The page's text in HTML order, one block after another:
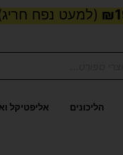
(למעט נפח חריג) מענה
משקולות וכוח
הליכונים אליפטיקל